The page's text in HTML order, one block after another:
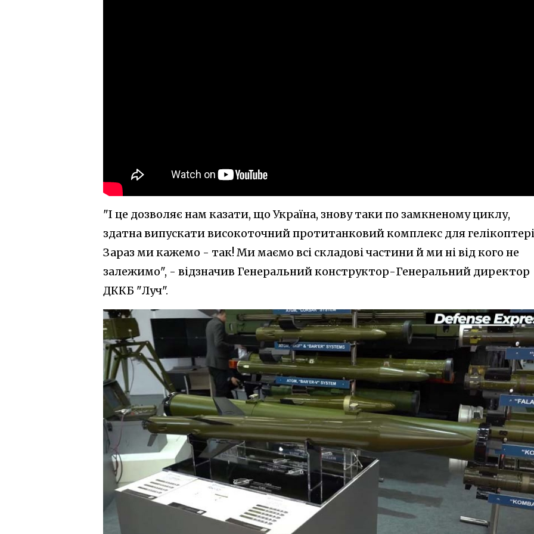
"І це дозволяє нам казати, що Україна, знову таки по замкненому циклу,
здатна випускати високоточний протитанковий комплекс для
Зараз ми кажемо - так! Ми маємо всі складові частини й ми ні від кого не
залежимо", - відзначив Генеральний конструктор-Генеральний директор
ДККБ "Луч".